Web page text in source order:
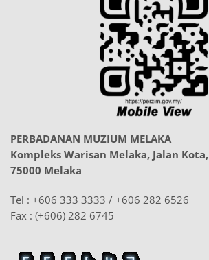
PERBADANAN MUZIUM MELAKA
Kompleks Warisan Melaka, Jalan Kota,
75000 Melaka
Tel : +606 333 3333 / +606 282 6526
Fax : (+606) 282 6745